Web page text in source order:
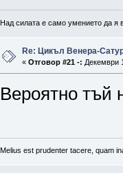
Над силата е само умението да я
Re: Цикъл Венера-
« Отговор #21 -: Декември
Вероятно тъй
Melius est prudenter tacere, quam